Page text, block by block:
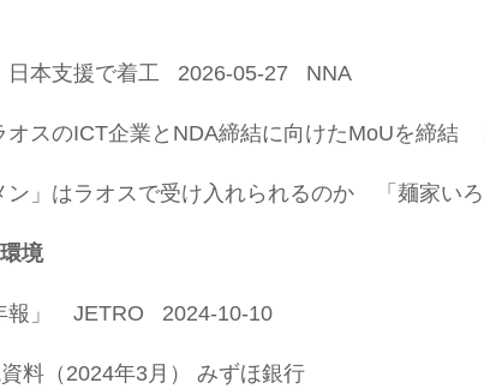
日本支援で着工 2026-05-27 NNA
オスのICT企業とNDA締結に向けたMoUを締
ン」はラオスで受け入れられるのか 「麺家
境
報​」 JETRO 2024-10-10
料（2024年3月） みずほ銀行